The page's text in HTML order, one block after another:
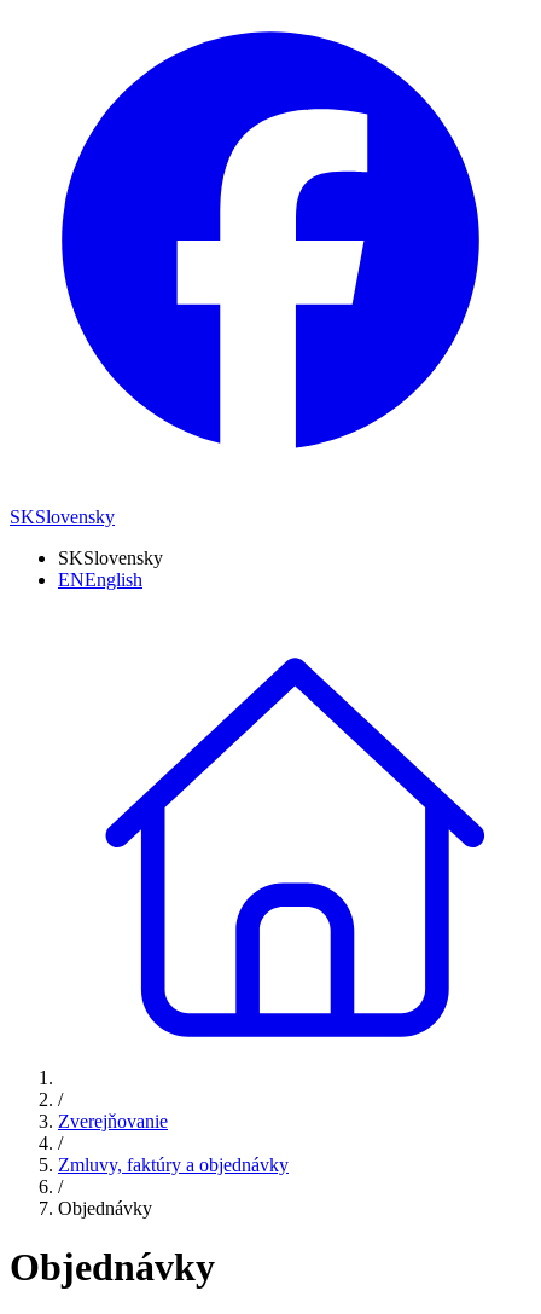
SKSlovensky
SKSlovensky
ENEnglish
/
Zverejňovanie
/
Zmluvy, faktúry a objednávky
/
Objednávky
Objednávky